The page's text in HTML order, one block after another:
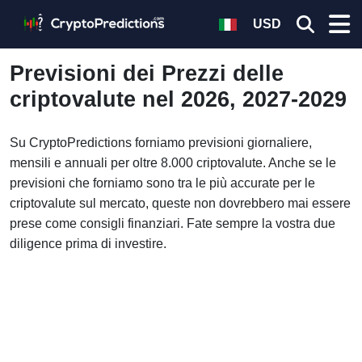
USD
Previsioni dei Prezzi delle
criptovalute nel 2026, 2027-2029
Su CryptoPredictions forniamo previsioni giornaliere,
mensili e annuali per oltre 8.000 criptovalute. Anche se le
previsioni che forniamo sono tra le più accurate per le
criptovalute sul mercato, queste non dovrebbero mai essere
prese come consigli finanziari. Fate sempre la vostra due
diligence prima di investire.